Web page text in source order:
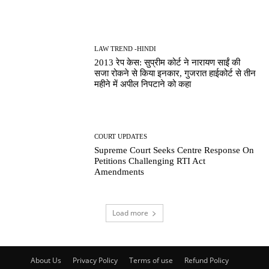
LAW TREND -HINDI
2013 रेप केस: सुप्रीम कोर्ट ने नारायण साईं की
सजा रोकने से किया इनकार, गुजरात हाईकोर्ट से तीन
महीने में अपील निपटाने को कहा
COURT UPDATES
Supreme Court Seeks Centre Response On
Petitions Challenging RTI Act
Amendments
Load more
About Us Privacy Policy Terms of use
Refund Policy